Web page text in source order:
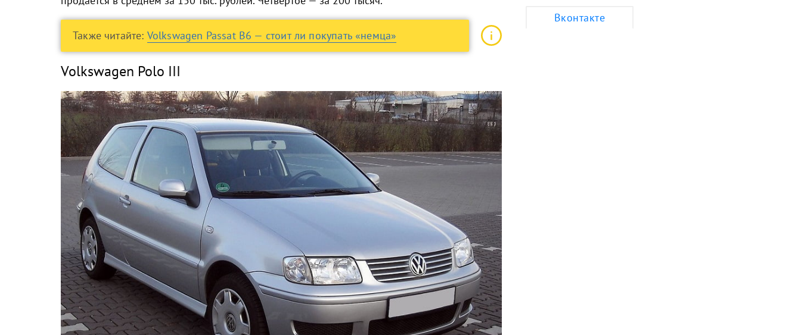
Также читайте: Volkswagen Passat B6 — стоит ли покупать «немца»
Volkswagen Polo III
Вконтакте